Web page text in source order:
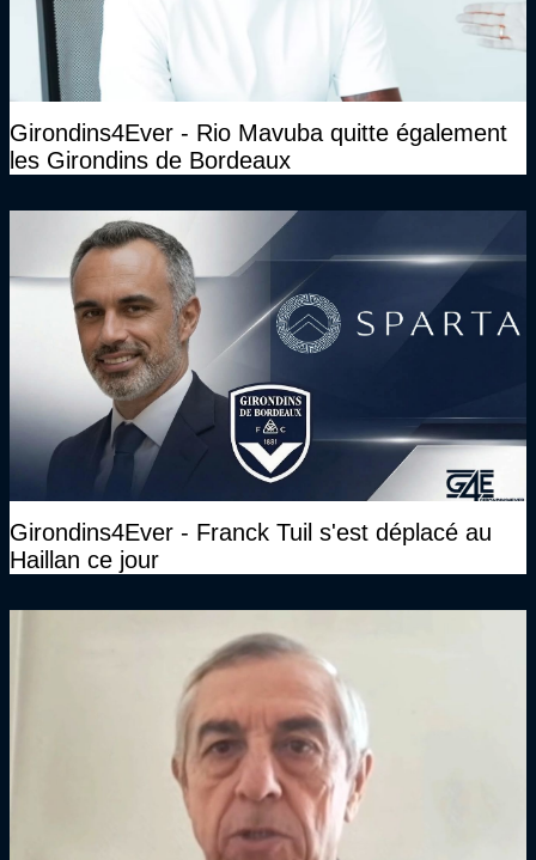
Girondins4Ever - Rio Mavuba quitte également
les Girondins de Bordeaux
Girondins4Ever - Franck Tuil s'est déplacé au
Haillan ce jour